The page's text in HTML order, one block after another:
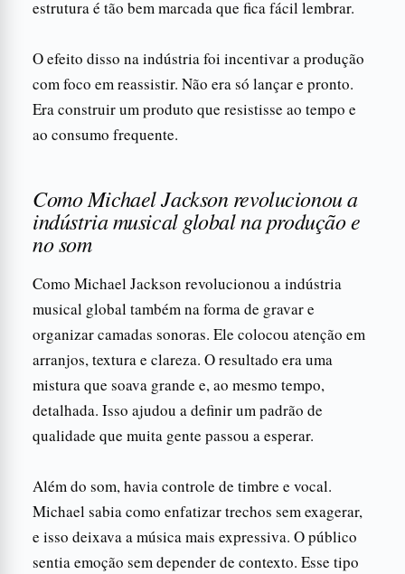
estrutura é tão bem marcada que fica fácil lembrar.
O efeito disso na indústria foi incentivar a produção
com foco em reassistir. Não era só lançar e pronto.
Era construir um produto que resistisse ao tempo e
ao consumo frequente.
Como Michael Jackson revolucionou a
indústria musical global na produção e
no som
Como Michael Jackson revolucionou a indústria
musical global também na forma de gravar e
organizar camadas sonoras. Ele colocou atenção em
arranjos, textura e clareza. O resultado era uma
mistura que soava grande e, ao mesmo tempo,
detalhada. Isso ajudou a definir um padrão de
qualidade que muita gente passou a esperar.
Além do som, havia controle de timbre e vocal.
Michael sabia como enfatizar trechos sem exagerar,
e isso deixava a música mais expressiva. O público
sentia emoção sem depender de contexto. Esse tipo